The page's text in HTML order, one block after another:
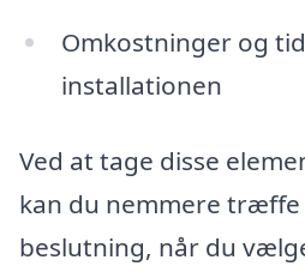
Omkostninger og
installationen
Ved at tage disse
kan du nemmere
beslutning, når du